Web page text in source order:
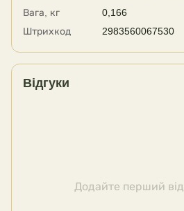
Вага, кг
0,166
Штрихкод
2983560067530
Відгуки
Додайте перший